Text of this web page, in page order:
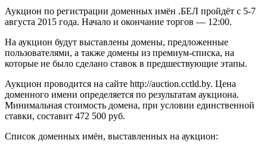
Аукцион по регистрации доменных имён .БЕЛ пройдёт с 5-7
августа 2015 года. Начало и окончание торгов — 12:00.
На аукцион будут выставлены домены, предложенные
пользователями, а также домены из премиум-списка, на
которые не было сделано ставок в предшествующие этапы.
Аукцион проводится на сайте http://auction.cctld.by. Цена
доменного имени определяется по результатам аукциона.
Минимальная стоимость домена, при условии единственной
ставки, составит 472 500 руб.
Список доменных имён, выставленных на аукцион: